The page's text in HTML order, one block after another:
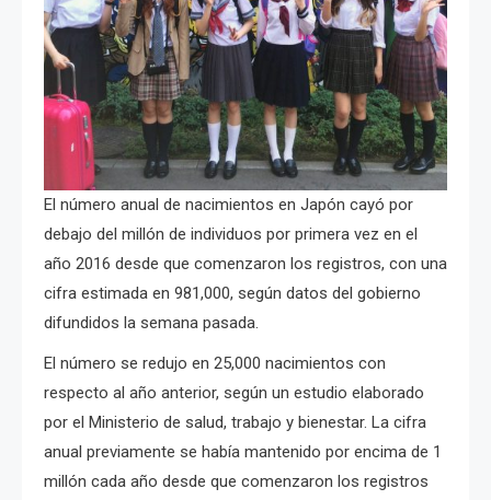
El número anual de nacimientos en Japón cayó por
debajo del millón de individuos por primera vez en el
año 2016 desde que comenzaron los registros, con una
cifra estimada en 981,000, según datos del gobierno
difundidos la semana pasada.
El número se redujo en 25,000 nacimientos con
respecto al año anterior, según un estudio elaborado
por el Ministerio de salud, trabajo y bienestar. La cifra
anual previamente se había mantenido por encima de 1
millón cada año desde que comenzaron los registros